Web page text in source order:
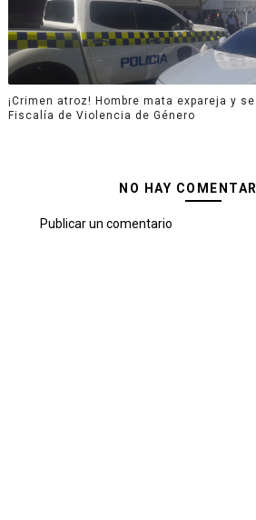
¡Crimen atroz! Hombre mata expareja y
Fiscalía de Violencia de Género
NO HAY
Publicar un comentario